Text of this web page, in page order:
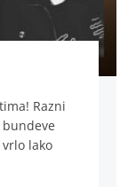
Razni
lako